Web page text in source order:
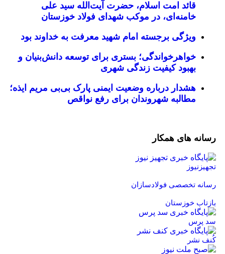
قائد امت اسلام، حضرت آیت‌الله سید علی
خامنه‌ای، در موکب شهدای فولاد خوزستان
ویژگی برجسته امام شهید معرفت به خداوند بود
خواهرخواندگی؛ بستری برای توسعه دانش‌بنیان و
بهبود کیفیت زندگی شهری
هشدار درباره وضعیت ایمنی پارک بی‌بی مریم ایذه؛
مطالبه شهروندان برای رفع نواقص
رسانه های همکار
تجهیزنیوز
رسانه تخصصی فولادسازان
بازتاب خوزستان
سد پرس
کُنف نشر